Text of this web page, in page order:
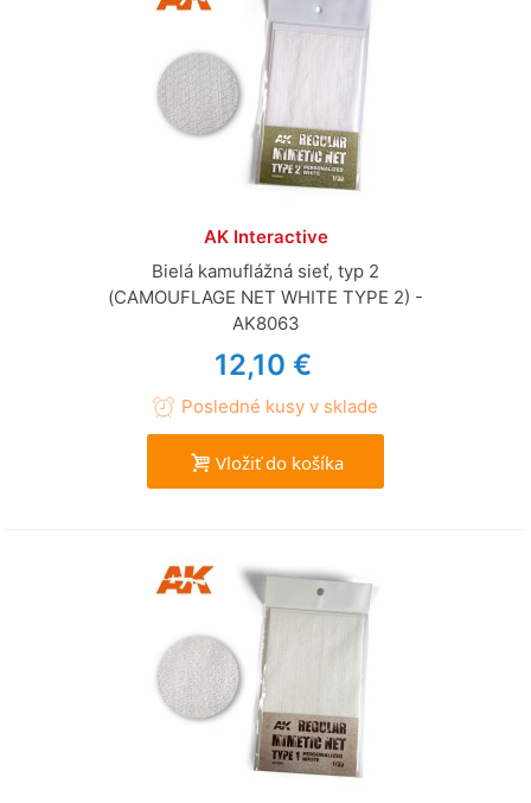
AK Interactive
Bielá kamuflážná sieť, typ 2
(CAMOUFLAGE NET WHITE TYPE 2) -
AK8063
12,10 €
Posledné kusy v sklade
Vložiť do košíka